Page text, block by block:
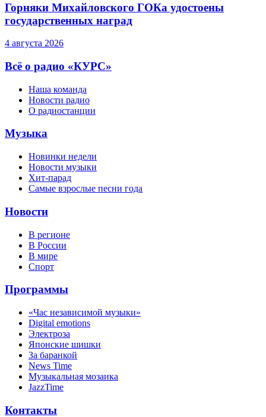
Горняки Михайловского ГОКа удостоены
государственных наград
4 августа 2026
Всё о радио «КУРС»
Наша команда
Новости радио
О радиостанции
Музыка
Новинки недели
Новости музыки
Хит-парад
Самые взрослые песни года
Новости
В регионе
В России
В мире
Спорт
Программы
«Час независимой музыки»
Digital emotions
Электроза
Японскиe шишки
За баранкой
News Time
Музыкальная мозаика
JazzTime
Контакты